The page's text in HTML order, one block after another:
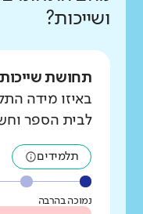
ושייכות?
תחושת שייכות
באיזו מידה
לבית הספר
תלמידים
נמוכה בהרבה